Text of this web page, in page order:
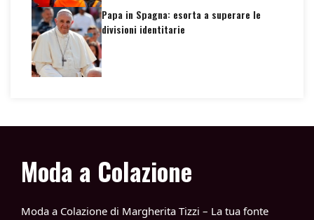
Papa in Spagna: esorta a superare le
divisioni identitarie
Moda a Colazione
Moda a Colazione di Margherita Tizzi – La tua fonte